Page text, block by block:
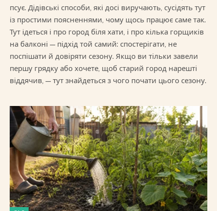
псує. Дідівські способи, які досі виручають, сусідять тут
із простими поясненнями, чому щось працює саме так.
Тут ідеться і про город біля хати, і про кілька горщиків
на балконі — підхід той самий: спостерігати, не
поспішати й довіряти сезону. Якщо ви тільки завели
першу грядку або хочете, щоб старий город нарешті
віддячив, — тут знайдеться з чого почати цього сезону.